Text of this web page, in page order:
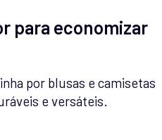
para economizar
por blusas e camisetas
e versáteis.